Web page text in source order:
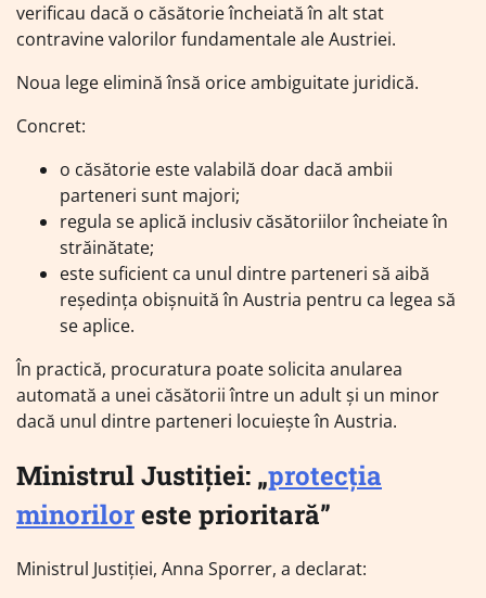
verificau dacă o căsătorie încheiată în alt stat
contravine valorilor fundamentale ale Austriei.
Noua lege elimină însă orice ambiguitate juridică.
Concret:
o căsătorie este valabilă doar dacă ambii
parteneri sunt majori;
regula se aplică inclusiv căsătoriilor încheiate în
străinătate;
este suficient ca unul dintre parteneri să aibă
reședința obișnuită în Austria pentru ca legea să
se aplice.
În practică, procuratura poate solicita anularea
automată a unei căsătorii între un adult și un minor
dacă unul dintre parteneri locuiește în Austria.
Ministrul Justiției: „protecția
minoriloreste prioritară”
Ministrul Justiției, Anna Sporrer, a declarat: